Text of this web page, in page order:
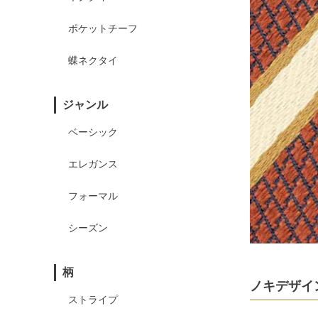
ポケットチーフ
蝶ネクタイ
ジャンル
ベーシック
エレガンス
フォーマル
シーズン
柄
ストライプ
ノキデザイ